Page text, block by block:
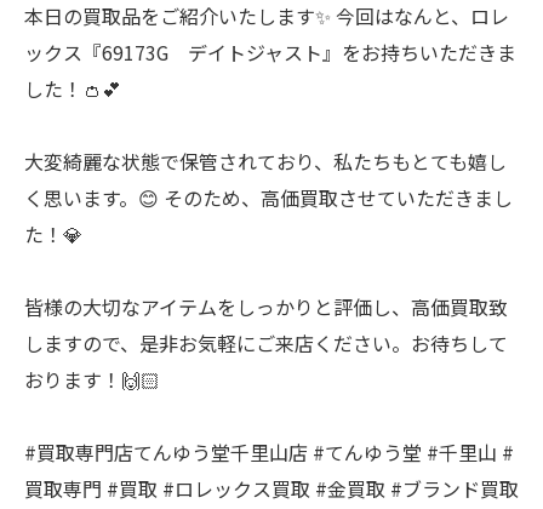
本日の買取品をご紹介いたします✨ 今回はなんと、ロレ
ックス『69173G デイトジャスト』をお持ちいただきま
した！👛💕
大変綺麗な状態で保管されており、私たちもとても嬉し
く思います。😊 そのため、高価買取させていただきまし
た！💎
皆様の大切なアイテムをしっかりと評価し、高価買取致
しますので、是非お気軽にご来店ください。お待ちして
おります！🙌🏻
#買取専門店てんゆう堂千里山店 #てんゆう堂 #千里山 #
買取専門 #買取 #ロレックス買取 #金買取 #ブランド買取